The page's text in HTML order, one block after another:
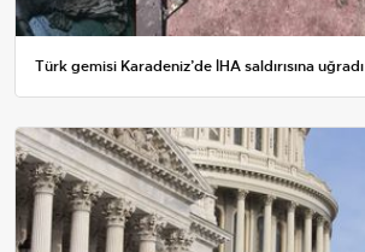
Türk gemisi Karadeniz’de İHA saldırısına uğradı